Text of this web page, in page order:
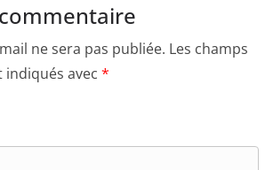
ne sera pas publiée. Les champs
avec *